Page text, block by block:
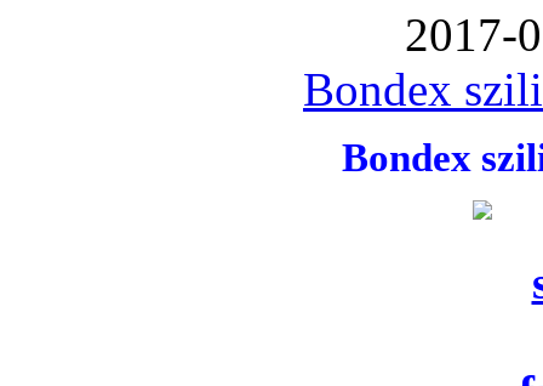
2017-
Bondex
Bondex